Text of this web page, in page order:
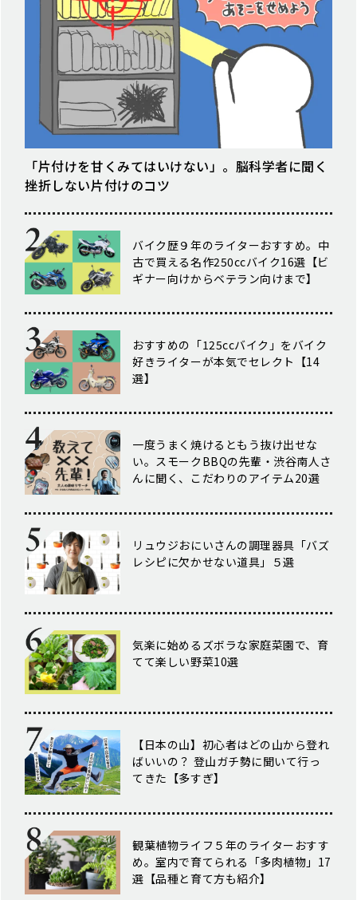
「片付けを甘くみてはいけない」。脳科学者に聞く
挫折しない片付けのコツ
バイク歴９年のライターおすすめ。中
古で買える名作250ccバイク16選【ビ
ギナー向けからベテラン向けまで】
おすすめの「125ccバイク」をバイク
好きライターが本気でセレクト【14
選】
一度うまく焼けるともう抜け出せな
い。スモークBBQの先輩・渋谷南人さ
んに聞く、こだわりのアイテム20選
リュウジおにいさんの調理器具「バズ
レシピに欠かせない道具」５選
気楽に始めるズボラな家庭菜園で、育
てて楽しい野菜10選
【日本の山】初心者はどの山から登れ
ばいいの？ 登山ガチ勢に聞いて行っ
てきた【多すぎ】
観葉植物ライフ５年のライターおすす
め。室内で育てられる「多肉植物」17
選【品種と育て方も紹介】